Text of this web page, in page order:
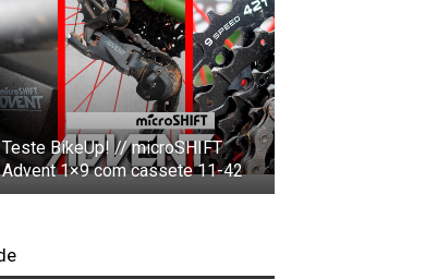
Teste BikeUp! // microSHIFT
Advent 1×9 com cassete 11-42